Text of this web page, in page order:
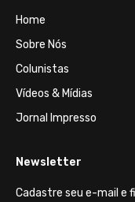
Home
Sobre Nós
Colunistas
Vídeos & Mídias
Jornal Impresso
Newsletter
Cadastre seu e-mail e